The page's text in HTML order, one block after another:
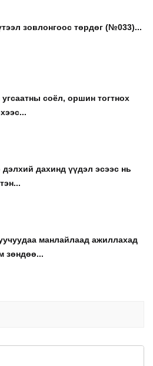
зовлонгоос төрдөг (№033)...
соёл, оршин тогтнох
дахинд үүдэл эсээс нь
манлайлаад ажиллахад
зөндөө...